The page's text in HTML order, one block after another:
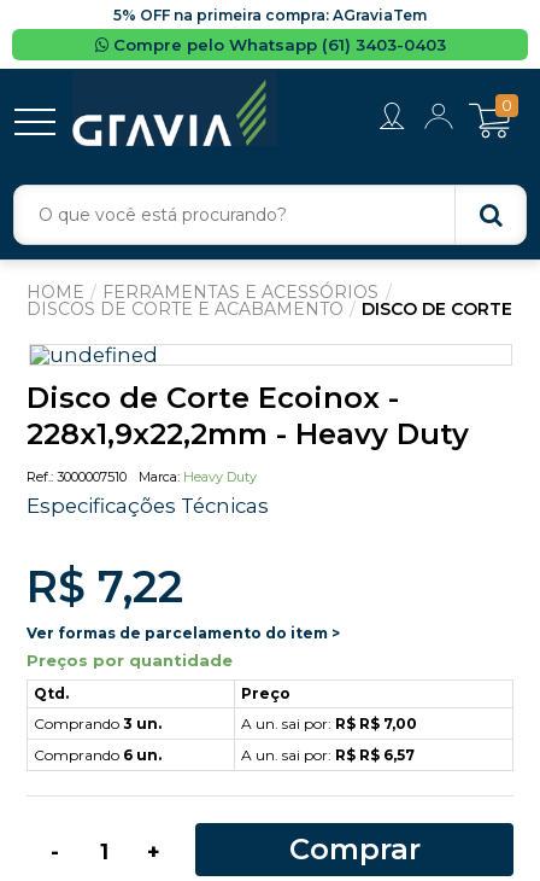
5% OFF na primeira compra: AGraviaTem
Compre pelo Whatsapp (61) 3403-0403
0
FERRAMENTAS E ACESSÓRIOS
DISCOS DE CORTE E ACABAMENTO DISCO DE CORTE
Disco de Corte Ecoinox -
228x1,9x22,2mm - Heavy Duty
3000007510 Heavy Duty
Especificações Técnicas
R$ 7,22
Ver formas de parcelamento do item >
Preços por quantidade
Qtd.
Preço
Comprando 3 un. A un. sai por: R$ R$ 7,00
Comprando 6 un. A un. sai por: R$ R$ 6,57
- + Comprar